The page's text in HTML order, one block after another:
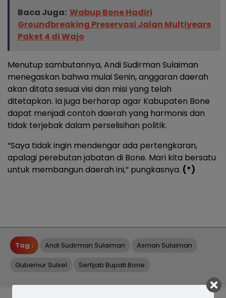
Baca Juga: Wabup Bone Hadiri
Groundbreaking Preservasi Jalan Multiyears
Paket 4 di Wajo
Menutup sambutannya, Andi Sudirman Sulaiman
menegaskan bahwa mulai Senin, anggaran daerah
akan ditata sesuai visi dan misi yang telah
ditetapkan. Ia juga berharap agar Kabupaten Bone
dapat menjadi contoh daerah yang harmonis dan
tidak terjebak dalam perselisihan politik.
“Saya tidak ingin mendengar ada pertengkaran,
apalagi perebutan jabatan di Bone. Mari kita bersatu
untuk membangun daerah ini,” pungkasnya. (*)
Tag : Andi Sudirman Sulaiman Asman Sulaiman
Gubernur Sulsel Sertijab Bupati Bone